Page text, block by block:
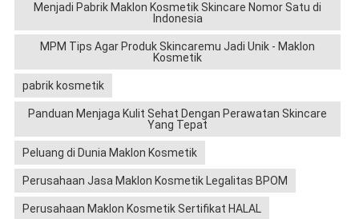
Menjadi Pabrik Maklon Kosmetik Skincare Nomor Satu di
Indonesia
MPM Tips Agar Produk Skincaremu Jadi Unik - Maklon
Kosmetik
pabrik kosmetik
Panduan Menjaga Kulit Sehat Dengan Perawatan Skincare
Yang Tepat
Peluang di Dunia Maklon Kosmetik
Perusahaan Jasa Maklon Kosmetik Legalitas BPOM
Perusahaan Maklon Kosmetik Sertifikat HALAL